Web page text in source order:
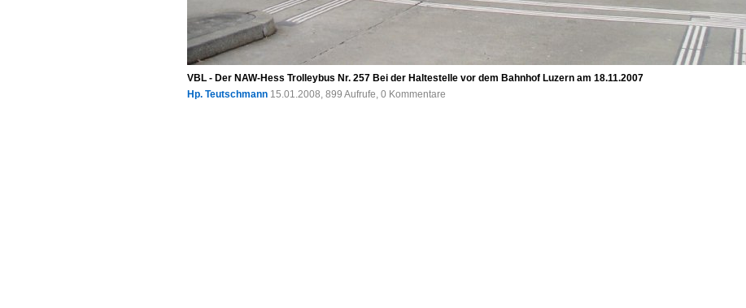
VBL - Der NAW-Hess Trolleybus Nr. 257 Bei der Haltestelle vor dem Bahnhof Luzern am 18.11.2007
Hp. Teutschmann 15.01.2008, 899 Aufrufe, 0 Kommentare